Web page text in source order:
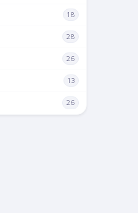
18
28
26
13
26